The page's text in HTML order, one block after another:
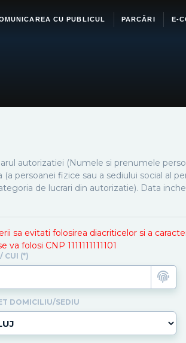
CU PUBLICUL PARCĂRI E-
autorizatiei (Numele si prenumele
persoanei fizice sau a sediului social al
de lucrari din autorizatie). Data
sa evitati folosirea diacriticelor si a
va folosi CNP 1111111111101
CUI (*)
DOMICILIU/SEDIU